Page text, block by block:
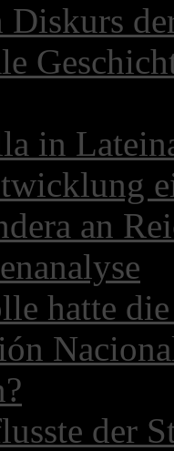
Diskurs
in
an
hatte
der